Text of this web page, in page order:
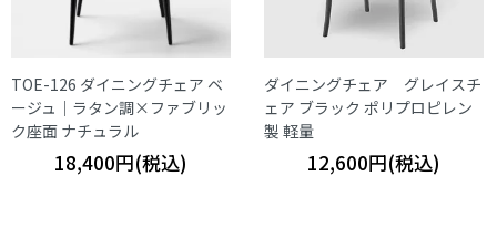
TOE-126 ダイニングチェア ベ
ージュ｜ラタン調×ファブリッ
ク座面 ナチュラル
18,400円(税込)
ダイニングチェア グレイスチ
ェア ブラック ポリプロピレン
製 軽量
12,600円(税込)